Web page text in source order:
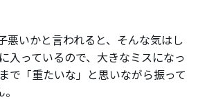
悪いかと言われると、そんな気はし
入っているので、大きなミスになっ
で「重たいな」と思いながら振って